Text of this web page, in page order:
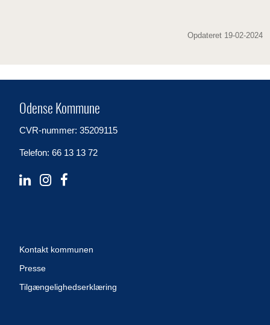
Opdateret 19-02-2024
Odense Kommune
CVR-nummer: 35209115
Telefon: 66 13 13 72
Kontakt kommunen
Presse
Tilgængelighedserklæring